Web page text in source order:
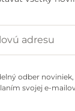
odber
svojej e-